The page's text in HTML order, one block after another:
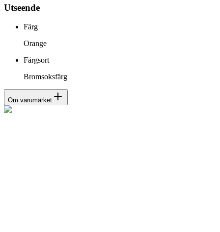
Utseende
Färg
Orange
Färgsort
Bromsoksfärg
Om varumärket